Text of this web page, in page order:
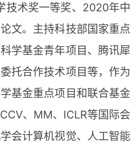
技术奖一等奖、2020年中
文。主持科技部国家重点
学基金青年项目、腾讯犀
托合作技术项目等，作为
基金重点项目和联合基金
、MM、ICLR等国际会
会计算机视觉、人工智能